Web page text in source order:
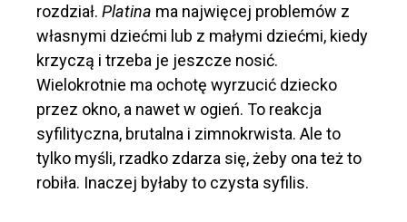
rozdział. Platina ma najwięcej problemów z
własnymi dziećmi lub z małymi dziećmi, kiedy
krzyczą i trzeba je jeszcze nosić.
Wielokrotnie ma ochotę wyrzucić dziecko
przez okno, a nawet w ogień. To reakcja
syfilityczna, brutalna i zimnokrwista. Ale to
tylko myśli, rzadko zdarza się, żeby ona też to
robiła. Inaczej byłaby to czysta syfilis.